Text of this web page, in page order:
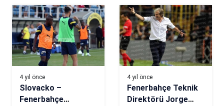
4 yıl önce
Slovacko –
Fenerbahçe
4 yıl önce
Fenerbahçe Teknik
Direktörü Jorge